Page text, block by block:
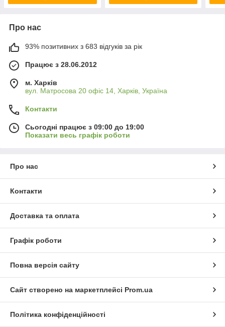
Про нас
93% позитивних з 683 відгуків за рік
Працює з 28.06.2012
м. Харків
вул. Матросова 20 офіс 14, Харків, Україна
Контакти
Сьогодні працює з 09:00 до 19:00
Показати весь графік роботи
Про нас
Контакти
Доставка та оплата
Графік роботи
Повна версія сайту
Сайт створено на маркетплейсі Prom.ua
Політика конфіденційності